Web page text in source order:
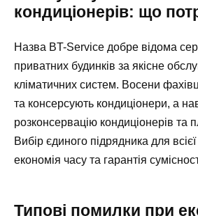
кондиціонерів: що
Назва BT-Service добре відома
приватних будинків за якісне
кліматичних систем. Восени
та консерсують кондиціонери, а
розконсервацію кондиціонерів та
Вибір єдиного підрядника для
економія часу та гарантія
Типові помилки при